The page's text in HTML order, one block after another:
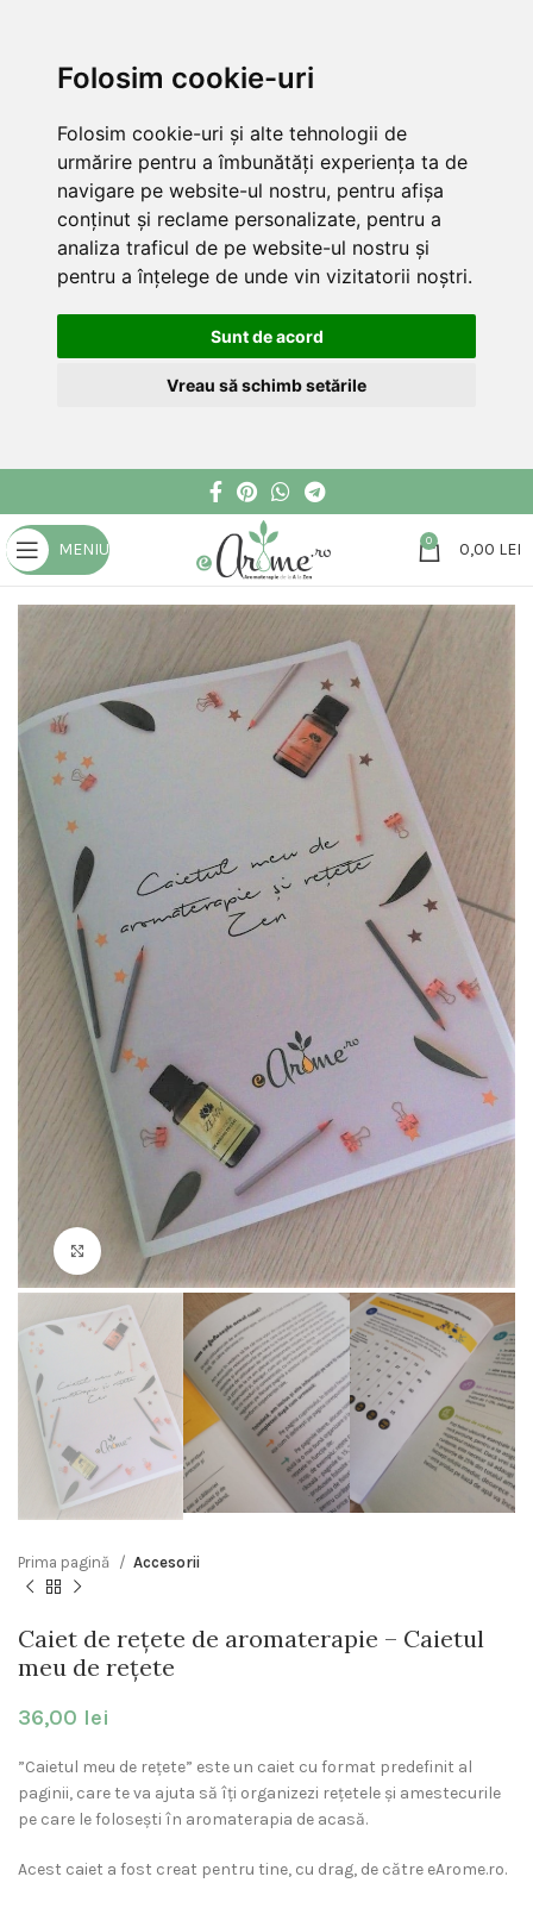
Folosim cookie-uri
Folosim cookie-uri și alte tehnologii de
urmărire pentru a îmbunătăți experiența ta de
navigare pe website-ul nostru, pentru afișa
conținut și reclame personalizate, pentru a
analiza traficul de pe website-ul nostru și
pentru a înțelege de unde vin vizitatorii noștri.
Sunt de acord
Vreau să schimb setările
MENIU 0 0,00 LEI
Click to enlarge
Prima pagină Accesorii
Caiet de rețete de aromaterapie – Caietul
meu de rețete
36,00 lei
”Caietul meu de rețete” este un caiet cu format predefinit al
paginii, care te va ajuta să îți organizezi rețetele și amestecurile
pe care le folosești în aromaterapia de acasă.
Acest caiet a fost creat pentru tine, cu drag, de către eArome.ro.